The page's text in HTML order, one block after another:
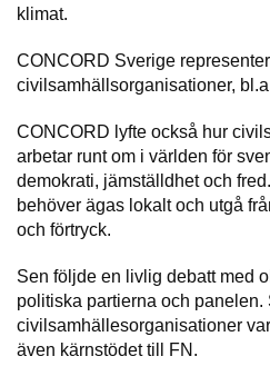
klimat.
CONCORD Sverige
civilsamhällsorganisationer,
CONCORD lyfte också hur
arbetar runt om i världen för
demokrati, jämställdhet och
behöver ägas lokalt och utgå
och förtryck.
Sen följde en livlig debatt med
politiska partierna och panelen.
civilsamhällesorganisationer
även kärnstödet till FN.